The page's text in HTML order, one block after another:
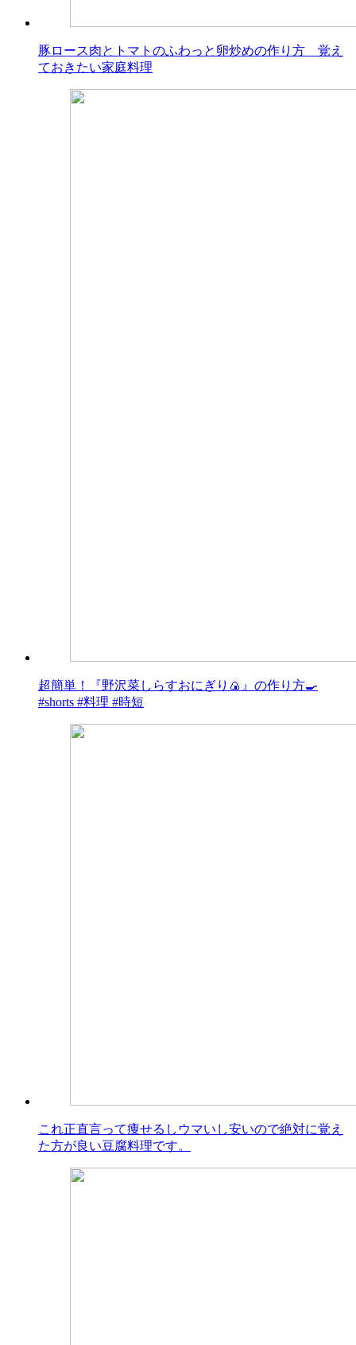
豚ロース肉とトマトのふわっと卵炒めの作り方 覚え
ておきたい家庭料理
超簡単！『野沢菜しらすおにぎり🍙』の作り方🍳
#shorts #料理 #時短
これ正直言って痩せるしウマいし安いので絶対に覚え
た方が良い豆腐料理です。